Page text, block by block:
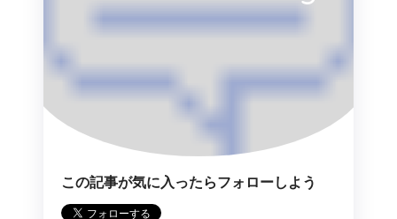
この記事が気に入ったらフォローしよう